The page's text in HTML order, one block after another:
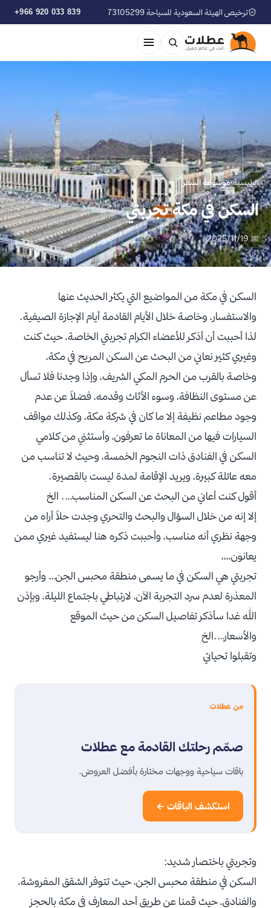
ترخيص الهيئة السعودية للسياحة 73105299 +966 920 033 839
الرئيسية›موسوعة السفر
السكن في مكة تجربتي
📅 2025/11/19
السكن في مكة من المواضيع التي يكثر الحديث عنها
والاستفسار، وخاصة خلال الأيام القادمة أيام الإجازة الصيفية.
لذا أحببت أن أذكر للأعضاء الكرام تجربتي الخاصة، حيث كنت
وغيري كثير نعاني من البحث عن السكن المريح في مكة،
وخاصة بالقرب من الحرم المكي الشريف، وإذا وجدنا فلا تسأل
عن مستوى النظافة، وسوء الأثاث وقدمه، فضلاً عن عدم
وجود مطاعم نظيفة إلا ما كان في شركة مكة، وكذلك مواقف
السيارات فيها من المعاناة ما تعرفون، وأستثني من كلامي
السكن في الفنادق ذات النجوم الخمسة، وحيث لا تناسب من
معه عائلة كبيرة، ويريد الإقامة لمدة ليست بالقصيرة.
أقول كنت أعاني من البحث عن السكن المناسب…. الخ
إلا إنه من خلال السؤال والبحث والتحري وجدت حلاً أراه من
وجهة نظري أنه مناسب، وأحببت ذكره هنا ليستفيد غيري ممن
يعانون،،،،
تجربتي هي السكن في ما يسمى منطقة محبس الجن… وأرجو
المعذرة لعدم سرد التجربة الآن، لارتباطي باجتماع الليلة، وبإذن
الله غدا سأذكر تفاصيل السكن من حيث الموقع
والأسعار….الخ
وتقبلوا تحياتي
من عطلات
صمّم رحلتك القادمة مع عطلات
باقات سياحية ووجهات مختارة بأفضل العروض.
استكشف الباقات ←
وتجربتي باختصار شديد:
السكن في منطقة محبس الجن، حيث تتوفر الشقق المفروشة،
والفنادق، حيث قمنا عن طريق أحد المعارف في مكة بالحجز